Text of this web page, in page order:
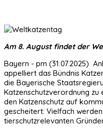
Am 8. August findet der
Bayern - pm (31.07.2025)
appelliert das Bündnis
die Bayerische
Katzenschutzverordnung zu
den Katzenschutz auf
gescheitert: Vielfach
tierschutzrelevanten